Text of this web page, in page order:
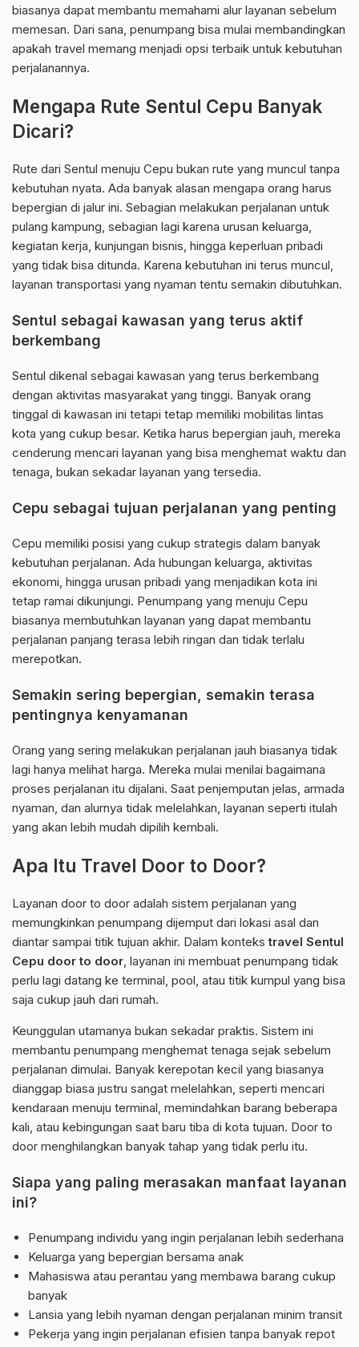
biasanya dapat membantu memahami alur layanan sebelum
memesan. Dari sana, penumpang bisa mulai membandingkan
apakah travel memang menjadi opsi terbaik untuk kebutuhan
perjalanannya.
Mengapa Rute Sentul Cepu Banyak
Dicari?
Rute dari Sentul menuju Cepu bukan rute yang muncul tanpa
kebutuhan nyata. Ada banyak alasan mengapa orang harus
bepergian di jalur ini. Sebagian melakukan perjalanan untuk
pulang kampung, sebagian lagi karena urusan keluarga,
kegiatan kerja, kunjungan bisnis, hingga keperluan pribadi
yang tidak bisa ditunda. Karena kebutuhan ini terus muncul,
layanan transportasi yang nyaman tentu semakin dibutuhkan.
Sentul sebagai kawasan yang terus aktif
berkembang
Sentul dikenal sebagai kawasan yang terus berkembang
dengan aktivitas masyarakat yang tinggi. Banyak orang
tinggal di kawasan ini tetapi tetap memiliki mobilitas lintas
kota yang cukup besar. Ketika harus bepergian jauh, mereka
cenderung mencari layanan yang bisa menghemat waktu dan
tenaga, bukan sekadar layanan yang tersedia.
Cepu sebagai tujuan perjalanan yang penting
Cepu memiliki posisi yang cukup strategis dalam banyak
kebutuhan perjalanan. Ada hubungan keluarga, aktivitas
ekonomi, hingga urusan pribadi yang menjadikan kota ini
tetap ramai dikunjungi. Penumpang yang menuju Cepu
biasanya membutuhkan layanan yang dapat membantu
perjalanan panjang terasa lebih ringan dan tidak terlalu
merepotkan.
Semakin sering bepergian, semakin terasa
pentingnya kenyamanan
Orang yang sering melakukan perjalanan jauh biasanya tidak
lagi hanya melihat harga. Mereka mulai menilai bagaimana
proses perjalanan itu dijalani. Saat penjemputan jelas, armada
nyaman, dan alurnya tidak melelahkan, layanan seperti itulah
yang akan lebih mudah dipilih kembali.
Apa Itu Travel Door to Door?
Layanan door to door adalah sistem perjalanan yang
memungkinkan penumpang dijemput dari lokasi asal dan
diantar sampai titik tujuan akhir. Dalam kontekstravel Sentul
Cepu door to door, layanan ini membuat penumpang tidak
perlu lagi datang ke terminal, pool, atau titik kumpul yang bisa
saja cukup jauh dari rumah.
Keunggulan utamanya bukan sekadar praktis. Sistem ini
membantu penumpang menghemat tenaga sejak sebelum
perjalanan dimulai. Banyak kerepotan kecil yang biasanya
dianggap biasa justru sangat melelahkan, seperti mencari
kendaraan menuju terminal, memindahkan barang beberapa
kali, atau kebingungan saat baru tiba di kota tujuan. Door to
door menghilangkan banyak tahap yang tidak perlu itu.
Siapa yang paling merasakan manfaat layanan
ini?
Penumpang individu yang ingin perjalanan lebih sederhana
Keluarga yang bepergian bersama anak
Mahasiswa atau perantau yang membawa barang cukup
banyak
Lansia yang lebih nyaman dengan perjalanan minim transit
Pekerja yang ingin perjalanan efisien tanpa banyak repot